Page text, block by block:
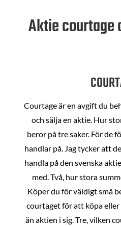
Aktie courtage
Courtage är en avgift du
och sälja en aktie. Hur
beror på tre saker. För de
handlar på. Jag tycker att
handla på den svenska
med. Två, hur stora
Köper du för väldigt små
courtaget för att köpa
än aktien i sig. Tre, vilken